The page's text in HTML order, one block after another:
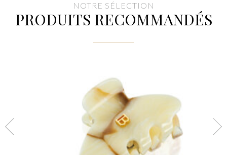
NOTRE SÉLECTION
PRODUITS RECOMMANDÉS